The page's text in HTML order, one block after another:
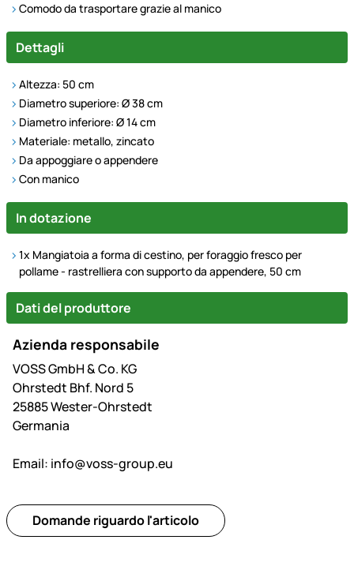
Comodo da trasportare grazie al manico
Dettagli
Altezza: 50 cm
Diametro superiore: Ø 38 cm
Diametro inferiore: Ø 14 cm
Materiale: metallo, zincato
Da appoggiare o appendere
Con manico
In dotazione
1x Mangiatoia a forma di cestino, per foraggio fresco per
pollame - rastrelliera con supporto da appendere, 50 cm
Dati del produttore
Azienda responsabile
VOSS GmbH & Co. KG
Ohrstedt Bhf. Nord 5
25885 Wester-Ohrstedt
Germania
Email: info@voss-group.eu
Domande riguardo l'articolo